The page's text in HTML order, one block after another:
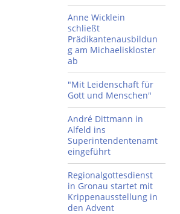
Anne Wicklein
schließt
Prädikantenausbildun
g am Michaeliskloster
ab
"Mit Leidenschaft für
Gott und Menschen"
André Dittmann in
Alfeld ins
Superintendentenamt
eingeführt
Regionalgottesdienst
in Gronau startet mit
Krippenausstellung in
den Advent